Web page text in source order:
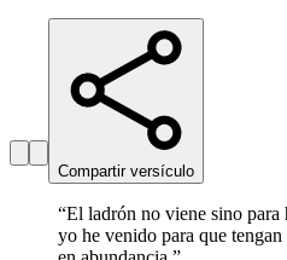
Compartir versículo
“El ladrón no viene sino para
yo he venido para que